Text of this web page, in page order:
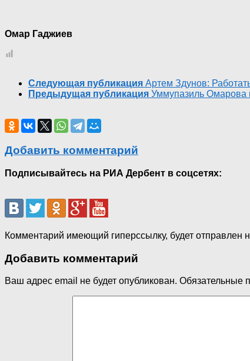
Омар Гаджиев
Следующая публикация Артем Здунов:
Предыдущая публикация Уммупазиль Омарова
Добавить комментарий
Подписывайтесь на РИА Дербент в соцсетях:
Комментарий имеющий гиперссылку, будет отправлен
Добавить комментарий
Ваш адрес email не будет опубликован. Обязательные